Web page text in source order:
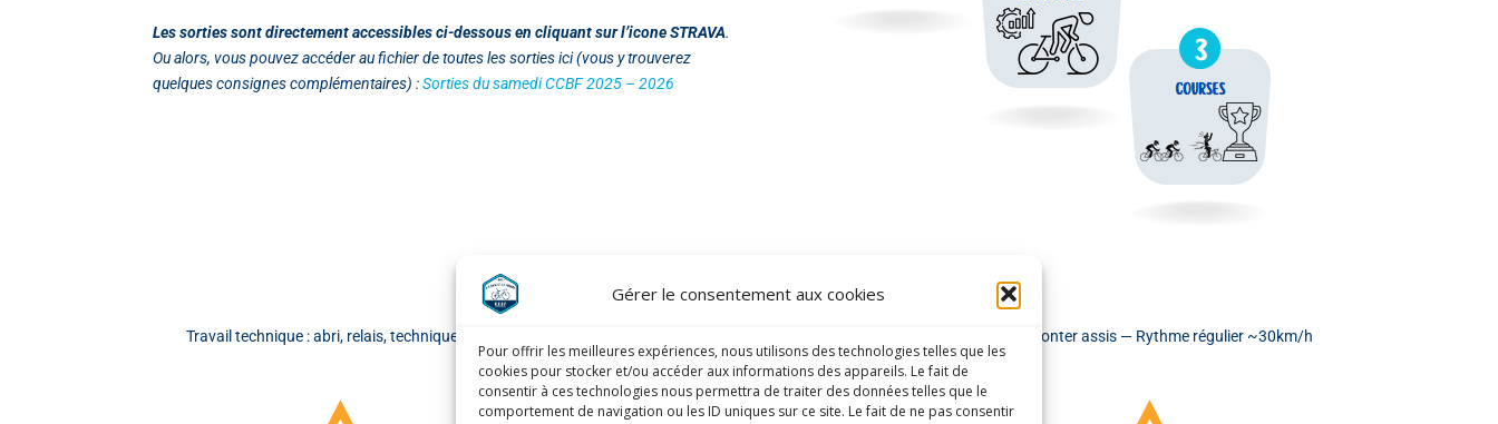
Gérer le consentement aux cookies
Pour offrir les meilleures expériences, nous utilisons des technologies telles que les
cookies pour stocker et/ou accéder aux informations des appareils. Le fait de
consentir à ces technologies nous permettra de traiter des données telles que le
comportement de navigation ou les ID uniques sur ce site. Le fait de ne pas consentir
Les sorties sont directement accessibles ci-dessous en cliquant sur l’icone STRAVA.
Ou alors, vous pouvez accéder au fichier de toutes les sorties ici (vous y trouverez
quelques consignes complémentaires) :Sorties du samedi CCBF 2025 – 2026
Cycle endurance de base
Travail technique : abri, relais, technique de pédalage (pousser-tirer) — 50-70% FCmax — Vélocité = grand plateau interdit — Monter assis — Rythme régulier ~30km/h